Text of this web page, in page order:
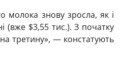
молока знову зросла, як і
(вже $3,55 тис.). З початку
третину», — констатують